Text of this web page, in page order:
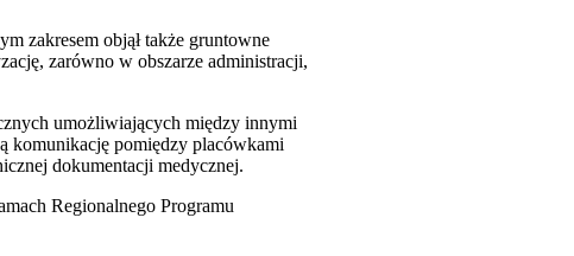
zakresem objął także gruntowne
zarówno w obszarze administracji,
umożliwiających między innymi
komunikację pomiędzy placówkami
dokumentacji medycznej.
Regionalnego Programu